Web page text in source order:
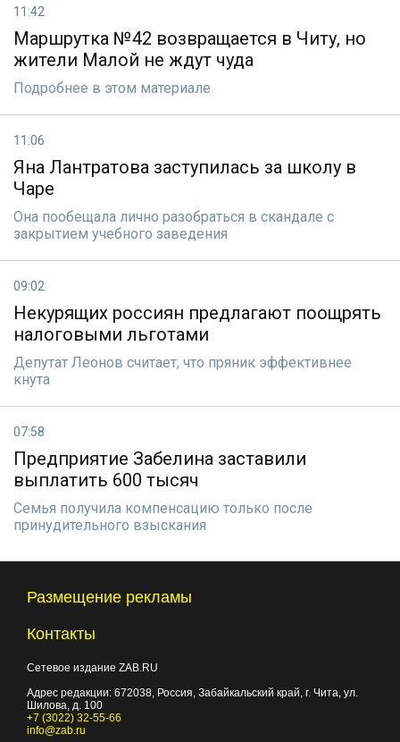
11:42
Маршрутка №42 возвращается в Читу, но
жители Малой не ждут чуда
Подробнее в этом материале
11:06
Яна Лантратова заступилась за школу в
Чаре
Она пообещала лично разобраться в скандале с
закрытием учебного заведения
09:02
Некурящих россиян предлагают поощрять
налоговыми льготами
Депутат Леонов считает, что пряник эффективнее
кнута
07:58
Предприятие Забелина заставили
выплатить 600 тысяч
Семья получила компенсацию только после
принудительного взыскания
Размещение рекламы
Контакты
Сетевое издание ZAB.RU
Адрес редакции: 672038, Россия, Забайкальский край, г. Чита, ул.
Шилова, д. 100
+7 (3022) 32-55-66
info@zab.ru